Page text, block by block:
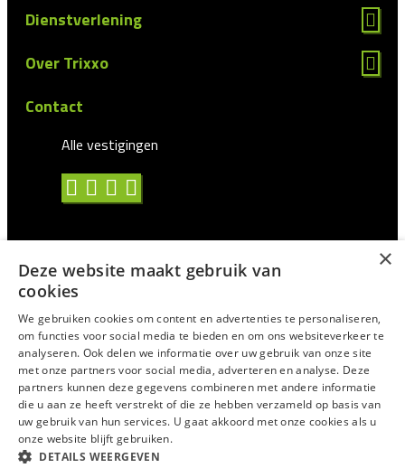
Dienstverlening
Over Trixxo
Contact
Alle vestigingen
Algemene voorwaarden
Privacy statement
Antidiscriminatie
Certificering en CAO
Voor Uitzendprofessionals
Suggesties/Meldingen
×
Deze website maakt gebruik van
cookies
We gebruiken cookies om content en advertenties te personaliseren,
om functies voor social media te bieden en om ons websiteverkeer te
analyseren. Ook delen we informatie over uw gebruik van onze site
met onze partners voor social media, adverteren en analyse. Deze
partners kunnen deze gegevens combineren met andere informatie
die u aan ze heeft verstrekt of die ze hebben verzameld op basis van
uw gebruik van hun services. U gaat akkoord met onze cookies als u
onze website blijft gebruiken.
DETAILS WEERGEVEN